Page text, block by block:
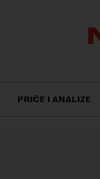
PRIČE I ANALIZE